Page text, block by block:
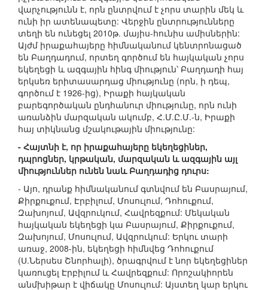
վարչությունն է, որն ընտրվում է չորս տարին մեկ և
ունի իր ատենապետը: Վերջին ընտրությունները
տեղի են ունեցել 2010թ. մայիս-հունիս ամիսներին:
Այժմ իրաքահայերը հիմնականում կենտրոնացած
են Բաղդադում, որտեղ գործում են հայկական չորս
եկեղեցի և ազգային հինգ միություն՝ Բաղդադի հայ
երկսեռ երիտասարդաց միությունը (որն, ի դեպ,
գործում է 1926-ից), Իրաքի հայկական
բարեգործական ընդհանուր միությունը, որն ունի
առանձին մարզական ակումբ, Հ.Մ.Ը.Մ.-ն, Իրաքի
հայ տիկնանց մշակութային միությունը:
- Հայտնի է, որ իրաքահայերը եկեղեցիներ,
դպրոցներ, կրթական, մարզական և ազգային այլ
միություններ ունեն նաև Բաղդադից դուրս:
- Այո, դրանք հիմնականում գտնվում են Բասրայում,
Քիրքուքում, Էրբիլում, Մոսուլում, Դոհուքում,
Զախոյում, Ավզրուկում, Հավրեզքում: Մեկական
հայկական եկեղեցի կա Բասրայում, Քիրքուքում,
Զախոյում, Մոսուլում, Ավզրուկում: Երկու տարի
առաջ, 2008-ին, եկեղեցի հիմնվեց Դոհուքում
(Ս.Ներսես Շնորհալի), ծրագրվում է նոր եկեղեցիներ
կառուցել Էրբիլում և Հավրեզքում: Որոշակիորեն
անմխիթար է վիճակը Մոսուլում: Այստեղ կար երկու